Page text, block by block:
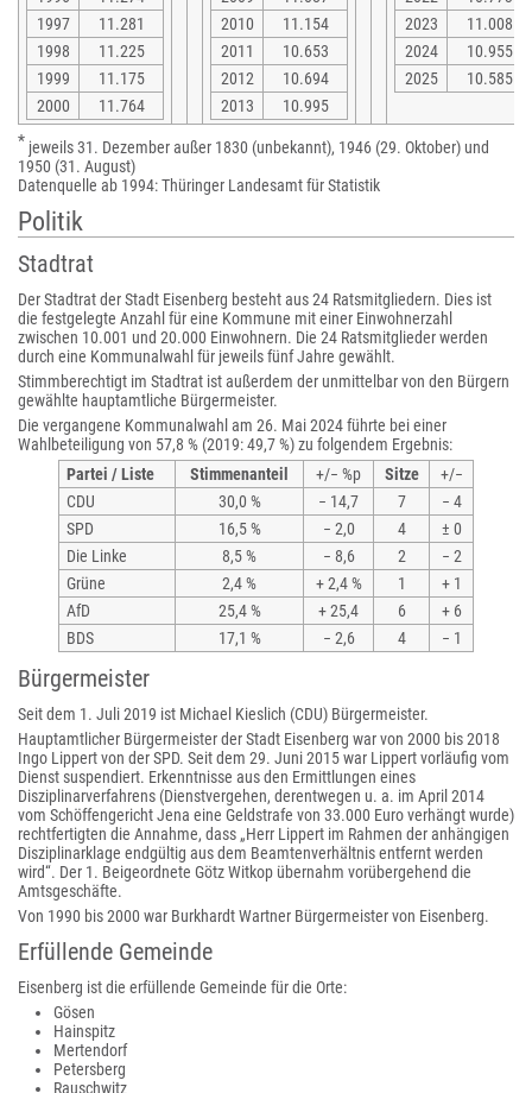
1997
11.281
1998
11.225
1999
11.175
2000
11.764
2010
11.154
2011
10.653
2012
10.694
2013
10.995
2023
11.008
2024
10.955
2025
10.585
* jeweils 31. Dezember außer 1830 (unbekannt), 1946 (29. Oktober) und
1950 (31. August)
Datenquelle ab 1994: Thüringer Landesamt für Statistik
Politik
Stadtrat
Der Stadtrat der Stadt Eisenberg besteht aus 24 Ratsmitgliedern. Dies ist
die festgelegte Anzahl für eine Kommune mit einer Einwohnerzahl
zwischen 10.001 und 20.000 Einwohnern. Die 24 Ratsmitglieder werden
durch eine Kommunalwahl für jeweils fünf Jahre gewählt.
Stimmberechtigt im Stadtrat ist außerdem der unmittelbar von den Bürgern
gewählte hauptamtliche Bürgermeister.
Die vergangene Kommunalwahl am 26. Mai 2024 führte bei einer
Wahlbeteiligung von 57,8 % (2019: 49,7 %) zu folgendem Ergebnis:
Partei / Liste
Stimmenanteil +/− %p Sitze
+/−
CDU
30,0 % − 14,7 7
− 4
SPD
16,5 % − 2,0 4
± 0
Die Linke
8,5 % − 8,6 2
− 2
Grüne
2,4 % + 2,4 % 1
+ 1
AfD
25,4 % + 25,4 6
+ 6
BDS
17,1 % − 2,6 4 − 1
Bürgermeister
Seit dem 1. Juli 2019 ist Michael Kieslich (CDU) Bürgermeister.
Hauptamtlicher Bürgermeister der Stadt Eisenberg war von 2000 bis 2018
Ingo Lippert von der SPD. Seit dem 29. Juni 2015 war Lippert vorläufig vom
Dienst suspendiert. Erkenntnisse aus den Ermittlungen eines
Disziplinarverfahrens (Dienstvergehen, derentwegen u. a. im April 2014
vom Schöffengericht Jena eine Geldstrafe von 33.000 Euro verhängt wurde)
rechtfertigten die Annahme, dass „Herr Lippert im Rahmen der anhängigen
Disziplinarklage endgültig aus dem Beamtenverhältnis entfernt werden
wird“. Der 1. Beigeordnete Götz Witkop übernahm vorübergehend die
Amtsgeschäfte.
Von 1990 bis 2000 war Burkhardt Wartner Bürgermeister von Eisenberg.
Erfüllende Gemeinde
Eisenberg ist die erfüllende Gemeinde für die Orte:
Gösen
Hainspitz
Mertendorf
Petersberg
Rauschwitz